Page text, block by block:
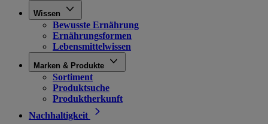
Wissen
Bewusste Ernährung
Ernährungsformen
Lebensmittelwissen
Marken & Produkte
Sortiment
Produktsuche
Produktherkunft
Nachhaltigkeit